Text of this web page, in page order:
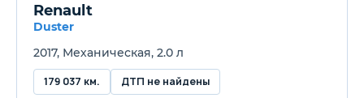
Renault
Duster
2017, Механическая, 2.0 л
179 037 км. ДТП не найдены